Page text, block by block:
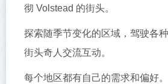
彻 Volstead 的街头。
探索随季节变化的区域，驾驶各
街头奇人交流互动。
每个地区都有自己的需求和偏好。